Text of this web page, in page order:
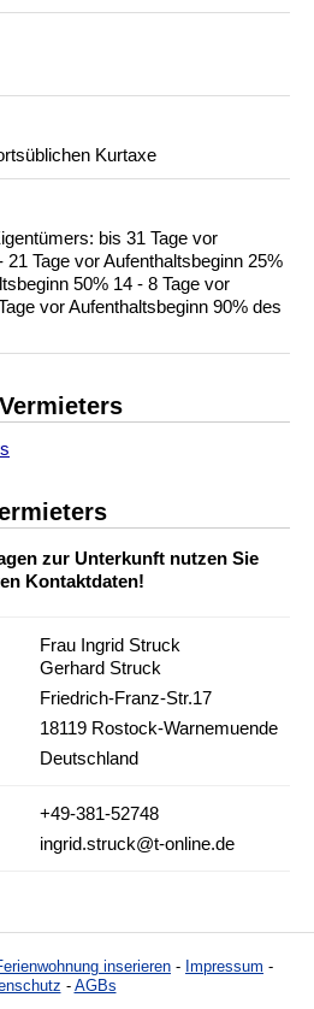
Kurtaxe
bis 31 Tage vor
Tage vor Aufenthaltsbeginn 25%
50% 14 - 8 Tage vor
vor Aufenthaltsbeginn 90% des
zur Unterkunft nutzen Sie
Kontaktdaten!
Frau Ingrid Struck
Gerhard Struck
Friedrich-Franz-Str.17
18119 Rostock-Warnemuende
Deutschland
+49-381-52748
ingrid.struck@t-online.de
inserieren - Impressum -
- AGBs